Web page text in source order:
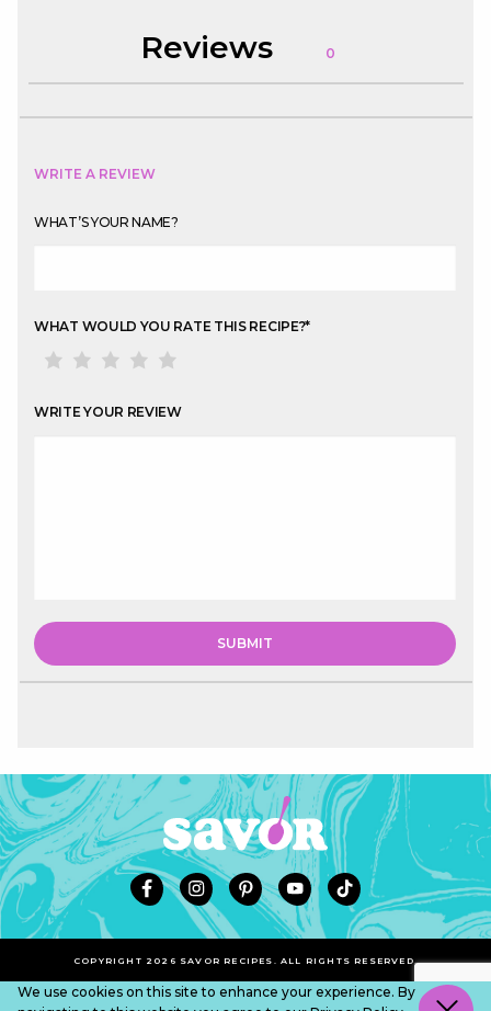
Reviews 0
WRITE A REVIEW
WHAT’S YOUR NAME?
WHAT WOULD YOU RATE THIS RECIPE?*
WRITE YOUR REVIEW
COPYRIGHT 2026 SAVOR RECIPES. ALL RIGHTS RESERVED.
We use cookies on this site to enhance your experience. By